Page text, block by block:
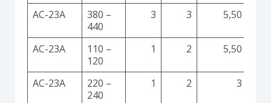
AC-23A
380 –
440
3 3 5,50
AC-23A
110 –
120
1 2 5,50
AC-23A
220 –
240
1 2 3